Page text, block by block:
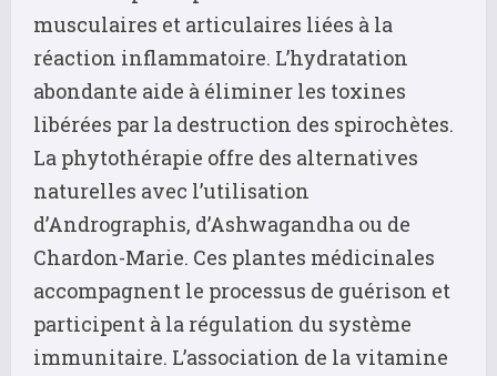
musculaires et articulaires liées à la
réaction inflammatoire. L’hydratation
abondante aide à éliminer les toxines
libérées par la destruction des spirochètes.
La phytothérapie offre des alternatives
naturelles avec l’utilisation
d’Andrographis, d’Ashwagandha ou de
Chardon-Marie. Ces plantes médicinales
accompagnent le processus de guérison et
participent à la régulation du système
immunitaire. L’association de la vitamine